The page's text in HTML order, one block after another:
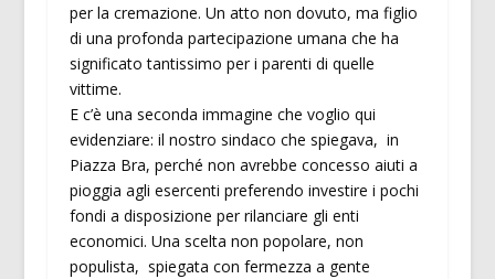
per la cremazione. Un atto non dovuto, ma figlio
di una profonda partecipazione umana che ha
significato tantissimo per i parenti di quelle
vittime.
E c’è una seconda immagine che voglio qui
evidenziare: il nostro sindaco che spiegava, in
Piazza Bra, perché non avrebbe concesso aiuti a
pioggia agli esercenti preferendo investire i pochi
fondi a disposizione per rilanciare gli enti
economici. Una scelta non popolare, non
populista, spiegata con fermezza a gente